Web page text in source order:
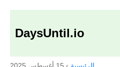
DaysUntil.io